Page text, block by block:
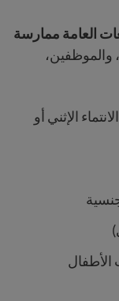
العامة ممارسة
والموظفين،
الإثني أو
الأطفال